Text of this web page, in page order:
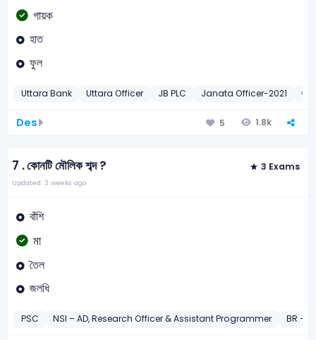
গায়ক
হাত
ফুল
Uttara Bank Uttara Officer JB PLC Janata Officer-2021 বাংলা
Des 5 1.8k
7 .কোনটি মৌলিক শব্দ ? 3 Exams
Updated: 3 weeks ago
বাঁশি
মা
তৈল
জলধি
PSC NSI – AD, Research Officer & Assistant Programmer BR –